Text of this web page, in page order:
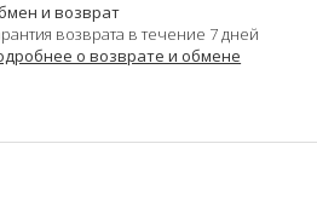
и возврат
возврата в течение 7 дней
о возврате и обмене